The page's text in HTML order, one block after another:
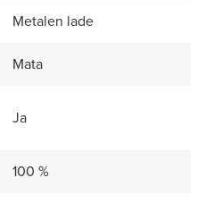
Metalen lade
Mata
Ja
100 %